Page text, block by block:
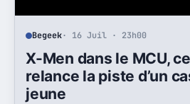
Begeek· 16 Juil · 23h00
X-Men dans le MCU,
relance la piste d’un
jeune